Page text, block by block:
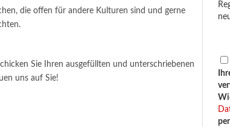
die offen für andere Kulturen sind und gerne
Sie Ihren ausgefüllten und unterschriebenen
uns auf Sie!